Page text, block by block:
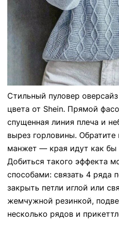
Стильный пуловер
цвета от Shein. Прямой
спущенная линия плеча и
вырез горловины.
манжет — края идут как бы
Добиться такого эффекта
способами: связать 4 ряда
закрыть петли иглой или
жемчужной резинкой,
несколько рядов и